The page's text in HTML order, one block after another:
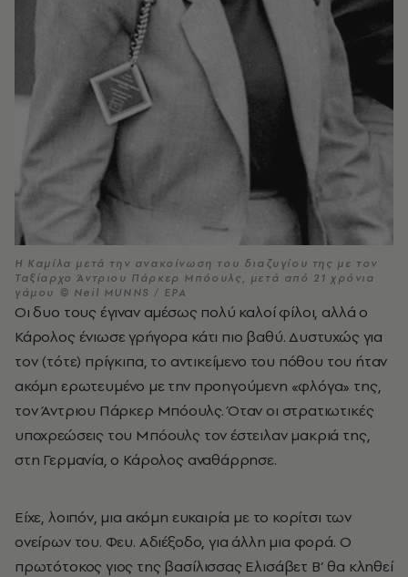
Η Καμίλα μετά την ανακοίνωση του διαζυγίου της με τον
Ταξίαρχο Άντριου Πάρκερ Μπόουλς, μετά από 21 χρόνια
γάμου © Neil MUNNS / EPA
Οι δυο τους έγιναν αμέσως πολύ καλοί φίλοι, αλλά ο
Κάρολος ένιωσε γρήγορα κάτι πιο βαθύ. Δυστυχώς για
τον (τότε) πρίγκιπα, το αντικείμενο του πόθου του ήταν
ακόμη ερωτευμένο με την προηγούμενη «φλόγα» της,
τον Άντριου Πάρκερ Μπόουλς. Όταν οι στρατιωτικές
υποχρεώσεις του Μπόουλς τον έστειλαν μακριά της,
στη Γερμανία, ο Κάρολος αναθάρρησε.
Είχε, λοιπόν, μια ακόμη ευκαιρία με το κορίτσι των
ονείρων του. Φευ. Αδιέξοδο, για άλλη μια φορά. Ο
πρωτότοκος γιος της βασίλισσας Ελισάβετ Β’ θα κληθεί